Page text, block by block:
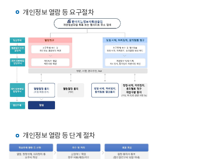
개인정보 열람 등 요구절차
개인정보 열람 등 단계 절차